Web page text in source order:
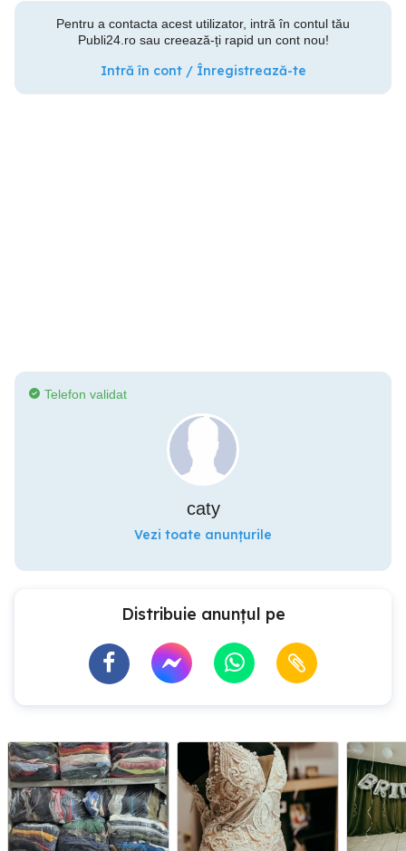
Pentru a contacta acest utilizator, intră în contul tău
Publi24.ro sau creează-ți rapid un cont nou!
Intră în cont / Înregistrează-te
Telefon validat
caty
Vezi toate anunțurile
Distribuie anunțul pe